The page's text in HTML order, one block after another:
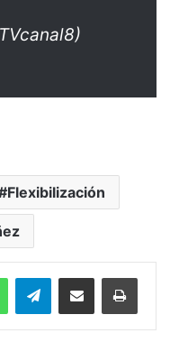
Flexibilización
WhatsAppTelegramCompartir por correo electrónico